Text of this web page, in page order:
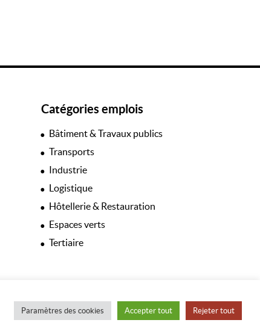
Catégories emplois
Bâtiment & Travaux publics
Transports
Industrie
Logistique
Hôtellerie & Restauration
Espaces verts
Tertiaire
Paramètres des cookies Accepter tout Rejeter tout